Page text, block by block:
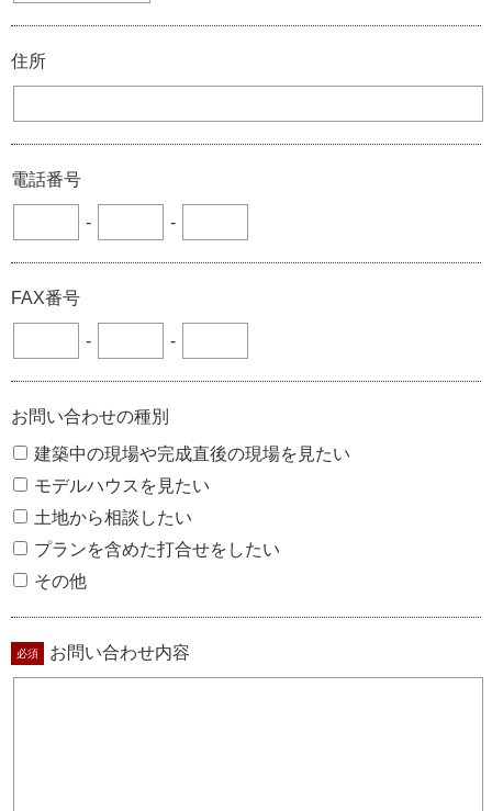
住所
電話番号
- -
FAX番号
- -
お問い合わせの種別
建築中の現場や完成直後の現場を見たい
モデルハウスを見たい
土地から相談したい
プランを含めた打合せをしたい
その他
お問い合わせ内容